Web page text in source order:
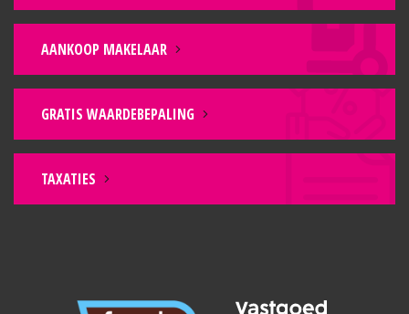
AANKOOP MAKELAAR
GRATIS WAARDEBEPALING
TAXATIES